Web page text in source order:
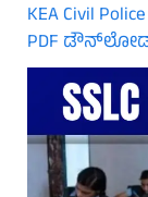
KEA Civil
PDF ಡೌನ್‌ಲೋಡ್